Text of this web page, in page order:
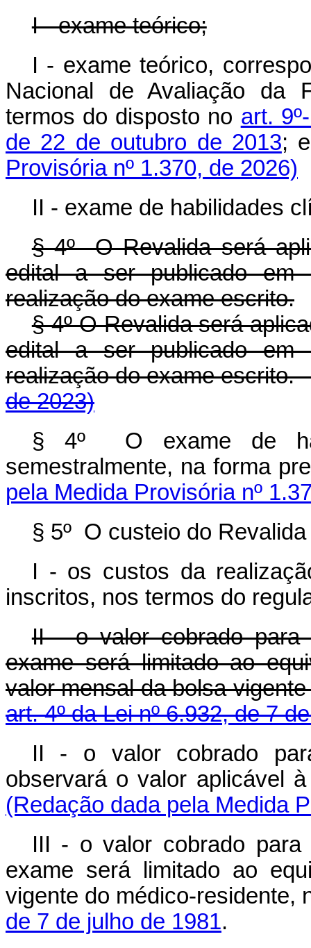
I - exame teórico;
I - exame teórico,
Nacional de Avaliação da
termos do disposto no art.
de 22 de outubro de 2013
Provisória nº 1.370, de 2026)
II - exame de habilidades
§ 4º O Revalida será
edital a ser publicado em
realização do exame escrito.
§ 4º O Revalida será
edital a ser publicado em
realização do exame
de 2023)
§ 4º O exame de
semestralmente, na
pela Medida Provisória nº
§ 5º O custeio do
I - os custos da
inscritos, nos termos do
II - o valor cobrado para
exame será limitado ao
valor mensal da bolsa
art. 4º da Lei nº 6.932, de 7
II - o valor cobrado
observará o valor
(Redação dada pela Medida
III - o valor cobrado
exame será limitado ao
vigente do médico-residente,
de 7 de julho de 1981.